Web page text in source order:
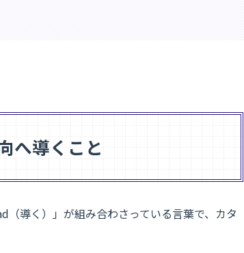
へ導くこと
導く）」が組み合わさっている言葉で、カタ